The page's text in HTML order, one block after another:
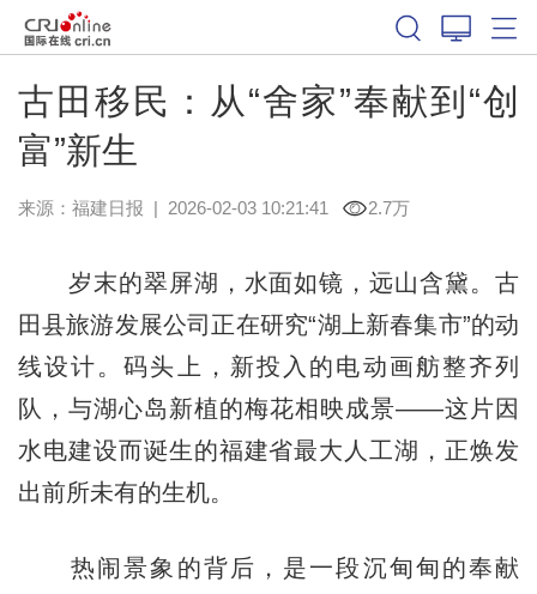
古田移民：从“舍家”奉献到“创
富”新生
来源： 福建日报 | 2026-02-03 10:21:41 2.7万
岁末的翠屏湖，水面如镜，远山含黛。古
田县旅游发展公司正在研究“湖上新春集市”的动
线设计。码头上，新投入的电动画舫整齐列
队，与湖心岛新植的梅花相映成景——这片因
水电建设而诞生的福建省最大人工湖，正焕发
出前所未有的生机。
热闹景象的背后，是一段沉甸甸的奉献